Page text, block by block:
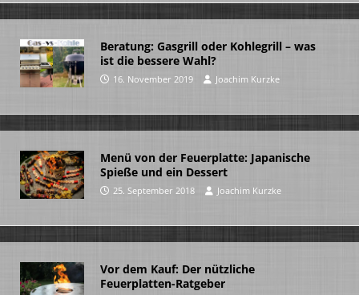
Beratung: Gasgrill oder Kohlegrill – was
ist die bessere Wahl?
16. November 2019 Joachim Kurzke
Menü von der Feuerplatte: Japanische
Spieße und ein Dessert
25. September 2018 Joachim Kurzke
Vor dem Kauf: Der nützliche
Feuerplatten-Ratgeber